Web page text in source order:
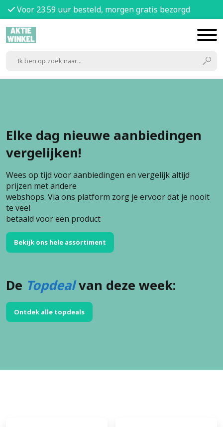
Voor 23.59 uur besteld, morgen gratis bezorgd
Elke dag nieuwe aanbiedingen
vergelijken!
Wees op tijd voor aanbiedingen en vergelijk altijd
prijzen met andere
webshops. Via ons platform zorg je ervoor dat je nooit
te veel
betaald voor een product
Bekijk ons hele assortiment
De Topdealvan deze week:
Ontdek alle topdeals